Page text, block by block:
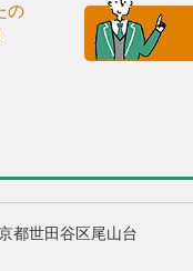
の
都世田谷区尾山台